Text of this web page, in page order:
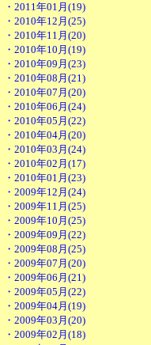
・2011年01月(19)
・2010年12月(25)
・2010年11月(20)
・2010年10月(19)
・2010年09月(23)
・2010年08月(21)
・2010年07月(20)
・2010年06月(24)
・2010年05月(22)
・2010年04月(20)
・2010年03月(24)
・2010年02月(17)
・2010年01月(23)
・2009年12月(24)
・2009年11月(25)
・2009年10月(25)
・2009年09月(22)
・2009年08月(25)
・2009年07月(20)
・2009年06月(21)
・2009年05月(22)
・2009年04月(19)
・2009年03月(20)
・2009年02月(18)